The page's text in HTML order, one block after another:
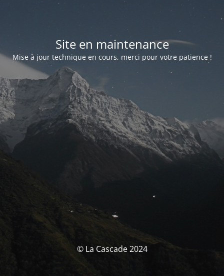
Site en maintenance
Mise à jour technique en cours, merci pour votre patience !
© La Cascade 2024